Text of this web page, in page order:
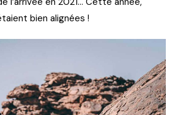
bien alignées !